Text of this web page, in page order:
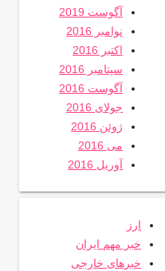
آگوست 2019
نوامبر 2016
اکتبر 2016
سپتامبر 2016
آگوست 2016
جولای 2016
ژوئن 2016
می 2016
آوریل 2016
ارز
خبر مهم ایران
خبرهای خارجی